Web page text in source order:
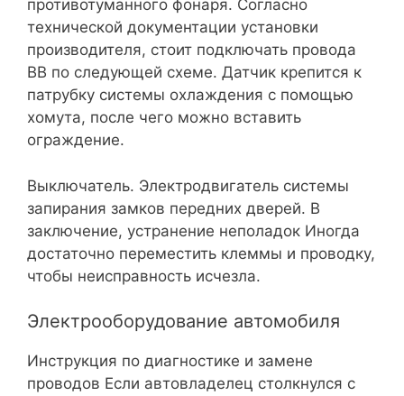
противотуманного фонаря. Согласно
технической документации установки
производителя, стоит подключать провода
BB по следующей схеме. Датчик крепится к
патрубку системы охлаждения с помощью
хомута, после чего можно вставить
ограждение.
Выключатель. Электродвигатель системы
запирания замков передних дверей. В
заключение, устранение неполадок Иногда
достаточно переместить клеммы и проводку,
чтобы неисправность исчезла.
Электрооборудование автомобиля
Инструкция по диагностике и замене
проводов Если автовладелец столкнулся с